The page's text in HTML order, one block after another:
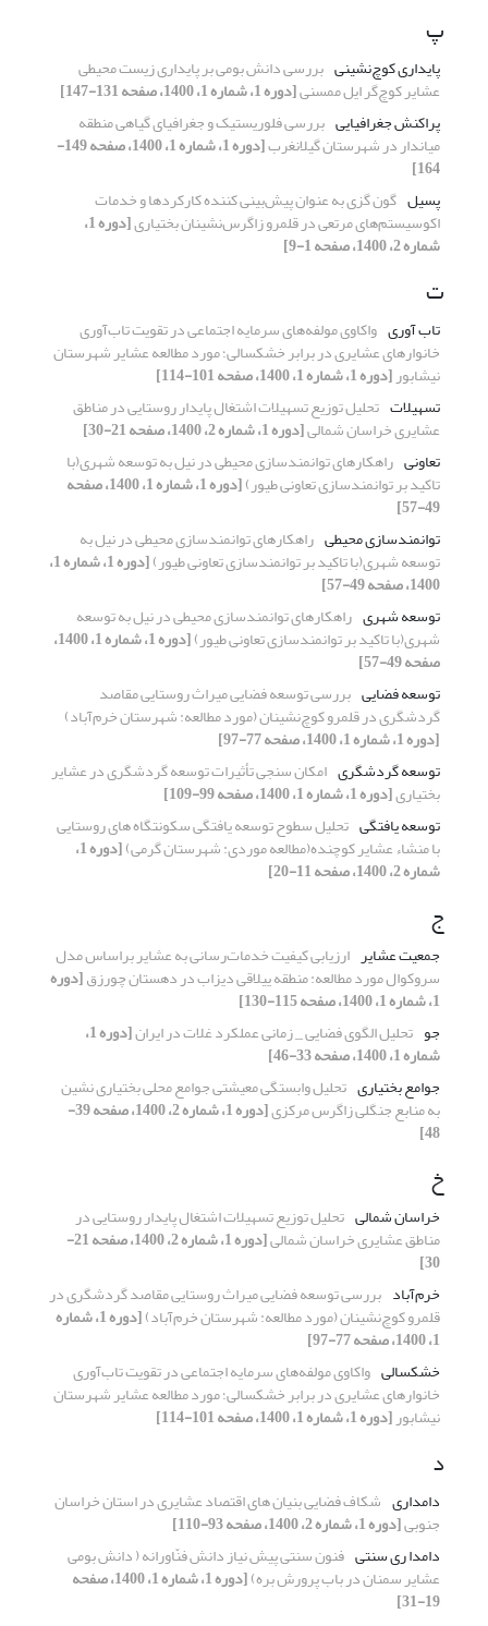
پ
پایداری کوچ‌نشینی بررسی دانش بومی بر پایداری زیست محیطی
عشایر کوچ‌گر ایل ممسنی[دوره 1، شماره 1، 1400، صفحه 131-147]
پراکنش جغرافیایی بررسی فلوریستیک و جغرافیای گیاهی منطقه
میاندار در شهرستان گیلانغرب [دوره 1، شماره 1، 1400، صفحه 149-
164]
پسیل گون گزی به عنوان پیش‌بینی کننده کارکردها و خدمات
اکوسیستم‌های مرتعی در قلمرو زاگرس‌نشینان بختیاری [دوره 1،
شماره 2، 1400، صفحه 1-9]
ت
تاب آوری واکاوی مولفه‌های سرمایه اجتماعی در تقویت تا‌ب‌آوری
خانوار‌های عشایری در برابر خشکسالی؛ مورد مطالعه عشایر شهرستان
نیشابور[دوره 1، شماره 1، 1400، صفحه 101-114]
تسهیلات تحلیل توزیع تسهیلات اشتغال پایدار روستایی در مناطق
عشایری خراسان شمالی[دوره 1، شماره 2، 1400، صفحه 21-30]
تعاونی راهکارهای توانمندسازی محیطی در نیل به توسعه شهری(با
تاکید بر توانمندسازی تعاونی طیور) [دوره 1، شماره 1، 1400، صفحه
49-57]
توانمندسازی محیطی راهکارهای توانمندسازی محیطی در نیل به
توسعه شهری(با تاکید بر توانمندسازی تعاونی طیور) [دوره 1، شماره 1،
1400، صفحه 49-57]
توسعه شهری راهکارهای توانمندسازی محیطی در نیل به توسعه
شهری(با تاکید بر توانمندسازی تعاونی طیور) [دوره 1، شماره 1، 1400،
صفحه 49-57]
توسعه فضایی بررسی توسعه فضایی میراث روستایی مقاصد
گردشگری در قلمرو کوچ‌نشینان (مورد مطالعه: شهرستان خرم‌آباد)
[دوره 1، شماره 1، 1400، صفحه 77-97]
توسعه گردشگری امکان سنجی تأثیرات توسعه گردشگری در عشایر
بختیاری[دوره 1، شماره 1، 1400، صفحه 99-109]
توسعه یافتگی تحلیل سطوح توسعه یافتگی سکونتگاه های روستایی
با منشاء عشایر کوچنده(مطالعه موردی: شهرستان گرمی) [دوره 1،
شماره 2، 1400، صفحه 11-20]
ج
جمعیت عشایر ارزیابی کیفیت خدمات‌رسانی به عشایر براساس مدل
سروکوال مورد مطالعه: منطقه ییلاقی دیزاب در دهستان چورزق[دوره
1، شماره 1، 1400، صفحه 115-130]
جو تحلیل الگوی فضایی _ زمانی عملکرد غلات در ایران [دوره 1،
شماره 1، 1400، صفحه 33-46]
جوامع بختیاری تحلیل وابستگی معیشتی جوامع محلی بختیاری نشین
به منابع جنگلی زاگرس مرکزی [دوره 1، شماره 2، 1400، صفحه 39-
48]
خ
خراسان شمالی تحلیل توزیع تسهیلات اشتغال پایدار روستایی در
مناطق عشایری خراسان شمالی [دوره 1، شماره 2، 1400، صفحه 21-
30]
خرم‌آباد بررسی توسعه فضایی میراث روستایی مقاصد گردشگری در
قلمرو کوچ‌نشینان (مورد مطالعه: شهرستان خرم‌آباد) [دوره 1، شماره
1، 1400، صفحه 77-97]
خشکسالی واکاوی مولفه‌های سرمایه اجتماعی در تقویت تا‌ب‌آوری
خانوار‌های عشایری در برابر خشکسالی؛ مورد مطالعه عشایر شهرستان
نیشابور[دوره 1، شماره 1، 1400، صفحه 101-114]
د
دامداری شکاف فضایی بنیان های اقتصاد عشایری در استان خراسان
جنوبی[دوره 1، شماره 2، 1400، صفحه 93-110]
دامدا ری سنتی فنون سنتی پیش نیاز دانش فنّاورانه ( دانش بومی
عشایر سمنان در باب پرورش بره) [دوره 1، شماره 1، 1400، صفحه
19-31]